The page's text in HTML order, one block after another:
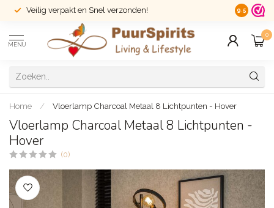
Veilig verpakt en Snel verzonden! 14 dagen
9.5
MENU
0
Home / Vloerlamp Charcoal Metaal 8 Lichtpunten - Hover
Vloerlamp Charcoal Metaal 8 Lichtpunten -
Hover
(0)